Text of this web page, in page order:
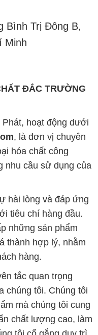
Bình Trị Đông B,
Minh
ĐẮC TRƯỜNG
hoạt động dưới
, là đơn vị chuyên
hóa chất công
nhu cầu sử dụng của
hài lòng và đáp ứng
tiêu chí hàng đầu.
những sản phẩm
thành hợp lý, nhằm
hàng.
tắc quan trọng
chúng tôi. Chúng tôi
mà chúng tôi cung
chất lượng cao, làm